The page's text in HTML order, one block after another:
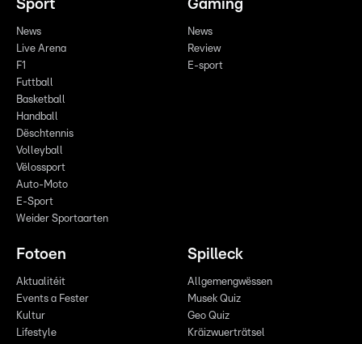
Sport
News
Live Arena
F1
Futtball
Basketball
Handball
Dëschtennis
Volleyball
Vëlossport
Auto-Moto
E-Sport
Weider Sportaarten
Gaming
News
Review
E-sport
Fotoen
Aktualitéit
Events a Fester
Kultur
Lifestyle
Spilleck
Allgemengwëssen
Musek Quiz
Geo Quiz
Kräizwuerträtsel